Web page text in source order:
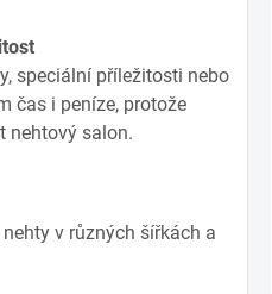
speciální příležitosti nebo
čas i peníze, protože
nehtový salon.
v různých šířkách a